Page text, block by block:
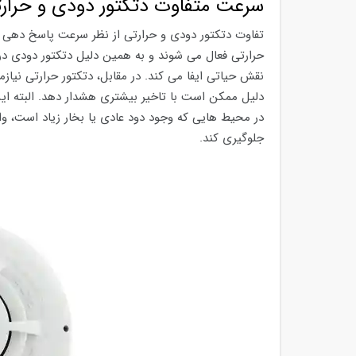
سرعت متفاوت دتکتور دودی و
تفاوت دتکتور دودی و حرارتی از نظر سرعت پاسخ
حرارتی فعال می شوند و به همین دلیل دتکتور دودی
نقش حیاتی ایفا می کند. در مقابل، دتکتور حرارتی
دلیل ممکن است با تاخیر بیشتری هشدار دهد. البته
در محیط هایی که وجود دود عادی یا بخار زیاد است،
جلوگیری کند.